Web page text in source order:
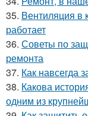
35. Вентиляция в
работает
36. Советы по
ремонта
37. Как навсегда
38. Какова
одним из